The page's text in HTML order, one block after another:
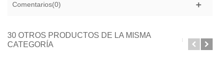
Comentarios(0)
30 OTROS PRODUCTOS DE LA MISMA
CATEGORÍA